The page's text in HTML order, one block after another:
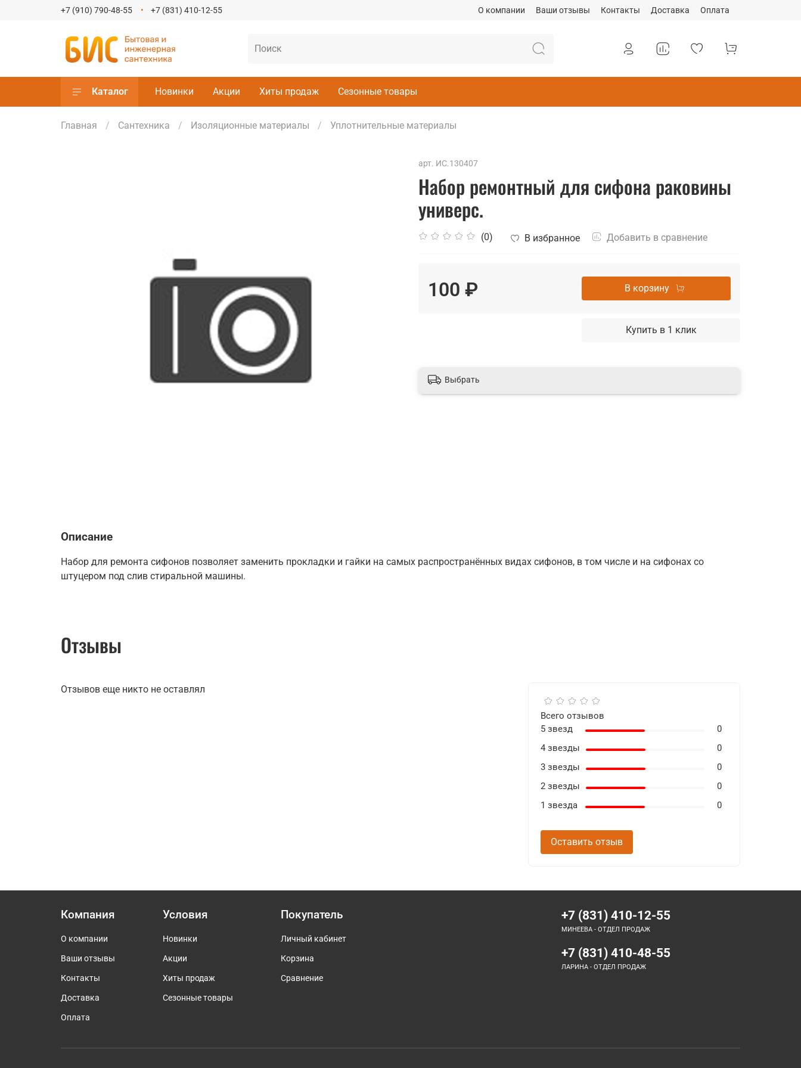
О компании Ваши отзывы Контакты Доставка Оплата
+7 (910) 790-48-55 +7 (831) 410-12-55
Каталог Новинки Акции Хиты продаж Сезонные товары
Главная Сантехника Изоляционные материалы Уплотнительные материалы
арт. ИС.130407
Набор ремонтный для сифона раковины
универс.
(0) В избранное Добавить в сравнение
100 ₽ В корзину
Купить в 1 клик
Выбрать
Описание
Набор для ремонта сифонов позволяет заменить прокладки и гайки на самых распространённых видах сифонов, в том числе и на сифонах со
штуцером под слив стиральной машины.
Отзывы
Отзывов еще никто не оставлял
Всего отзывов
5 звезд
0
4 звезды
0
3 звезды
0
2 звезды
0
1 звезда
0
Оставить отзыв
Компания
О компании
Ваши отзывы
Контакты
Доставка
Оплата
Условия
Новинки
Акции
Хиты продаж
Сезонные товары
Покупатель
Личный кабинет
Корзина
Сравнение
+7 (831) 410-12-55
МИНЕЕВА - ОТДЕЛ ПРОДАЖ
+7 (831) 410-48-55
ЛАРИНА - ОТДЕЛ ПРОДАЖ